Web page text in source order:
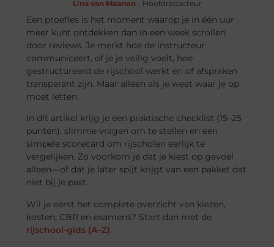
Lina van Maanen- Hoofdredacteur
Een proefles is het moment waarop je in één uur
meer kunt ontdekken dan in een week scrollen
door reviews. Je merkt hoe de instructeur
communiceert, of je je veilig voelt, hoe
gestructureerd de rijschool werkt en of afspraken
transparant zijn. Maar alleen als je weet waar je op
moet letten.
In dit artikel krijg je een praktische checklist (15–25
punten), slimme vragen om te stellen en een
simpele scorecard om rijscholen eerlijk te
vergelijken. Zo voorkom je dat je kiest op gevoel
alleen—of dat je later spijt krijgt van een pakket dat
niet bij je past.
Wil je eerst het complete overzicht van kiezen,
kosten, CBR en examens? Start dan met de
rijschool-gids (A–Z).